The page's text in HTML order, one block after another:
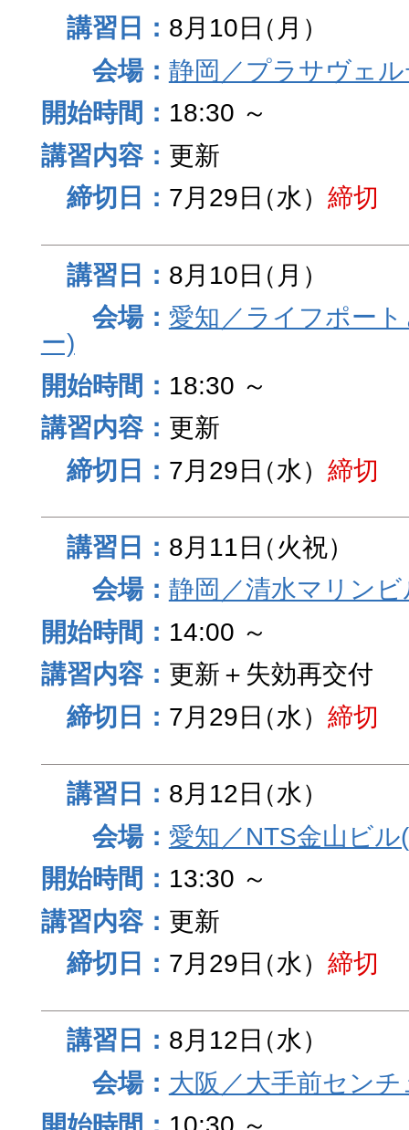
8月10日（月）
静岡／プラサヴェ
18:30 ～
更新
7月29日（水） 締切
8月10日（月）
愛知／ライフポー
ー)
18:30 ～
更新
7月29日（水） 締切
8月11日（火祝）
静岡／清水マリンビ
14:00 ～
更新＋失効再交付
7月29日（水） 締切
8月12日（水）
愛知／NTS金山ビ
13:30 ～
更新
7月29日（水） 締切
8月12日（水）
大阪／大手前セン